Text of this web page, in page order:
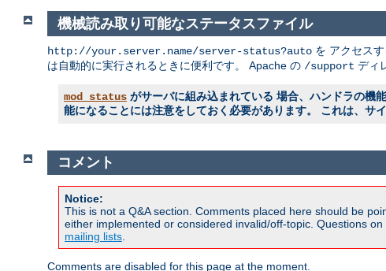
機械読み取り可能なステータスファイル
http://your.server.name/server-status?auto を アクセス
は自動的に実行されるときに便利です。 Apache の /support ディ
mod_status がサーバに組み込まれている 場合、ハンドラの機
能になることには注意をしておく必要があります。 これは、サ
コメント
Notice:
This is not a Q&A section. Comments placed here should be
either implemented or considered invalid/off-topic. Questions
mailing lists
Comments are disabled for this page at the moment.